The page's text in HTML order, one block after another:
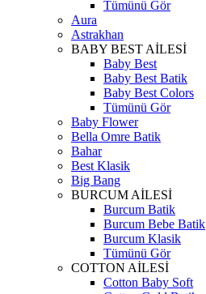
Tümünü Gör
Aura
Astrakhan
BABY BEST AİLESİ
Baby Best
Baby Best Batik
Baby Best Colors
Tümünü Gör
Baby Flower
Bella Omre Batik
Bahar
Best Klasik
Big Bang
BURCUM AİLESİ
Burcum Batik
Burcum Bebe Batik
Burcum Klasik
Tümünü Gör
COTTON AİLESİ
Cotton Baby Soft